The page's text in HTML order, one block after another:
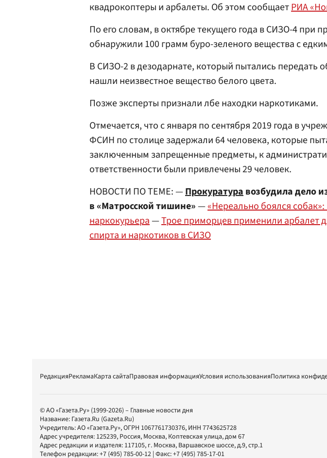
квадрокоптеры и арбалеты. Об этом сообщаетРИА
По его словам, в октябре текущего года в СИЗО-4 при
обнаружили 100 грамм буро-зеленого вещества с
В СИЗО-2 в дезодарнате, который пытались передать
нашли неизвестное вещество белого цвета.
Позже эксперты признали лбе находки наркотиками.
Отмечается, что с января по сентября 2019 года в
ФСИН по столице задержали 64 человека, которые
заключенным запрещенные предметы, к
ответственности были привлечены 29 человек.
НОВОСТИ ПО ТЕМЕ: —Прокуратуравозбудила дело
в «Матросской тишине»—«Нереально боялся
наркокурьера—Трое приморцев применили арбалет
спирта и наркотиков в СИЗО
РедакцияРекламаКарта сайтаПравовая информацияУсловия использованияПолитика
© АО «Газета.Ру» (1999-2026) – Главные новости дня
Название: Газета.Ru (Gazeta.Ru)
Учредитель:АО «Газета.Ру», ОГРН 1067761730376, ИНН 7743625728
Адрес учредителя: 125239, Россия, Москва, Коптевская улица, дом 67
Адрес редакции и издателя: 117105, г. Москва, Варшавское шоссе, д.9, стр.1
Телефон редакции:+7 (495) 785-00-12 | Факс:+7 (495) 785-17-01